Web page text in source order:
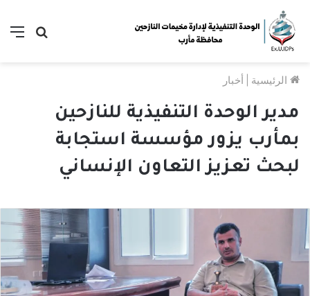
بحث
الرئيسية أخبار
مدير الوحدة التنفيذية للنازحين
بمأرب يزور مؤسسة استجابة
لبحث تعزيز التعاون الإنساني